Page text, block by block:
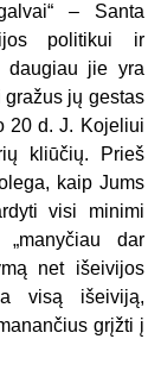
– Santa
politikui ir
daugiau jie yra
gražus jų gestas
20 d. J. Kojeliui
kliūčių. Prieš
kaip Jums
visi minimi
dar
net išeivijos
visą išeiviją,
grįžti į